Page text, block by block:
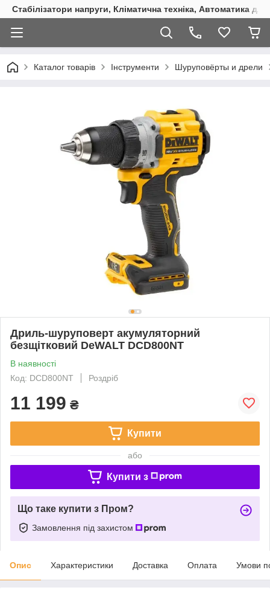
Стабілізатори напруги, Кліматична техніка, Автоматика
Каталог товарів Інструменти Шуруповёрты и дрели
Дриль-шуруповерт акумуляторний
безщітковий DeWALT DCD800NT
В наявності
Код: DCD800NT
Роздріб
11 199 ₴
Купити
або
Купити з
Що таке купити з Пром?
Замовлення під захистом
Опис Характеристики Доставка Оплата Умови